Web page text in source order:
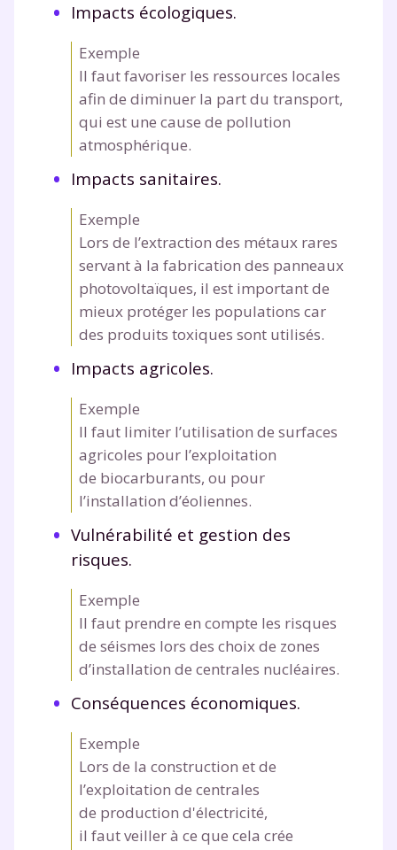
Impacts écologiques.
Exemple
Il faut favoriser les ressources locales
afin de diminuer la part du transport,
qui est une cause de pollution
atmosphérique.
Impacts sanitaires.
Exemple
Lors de l’extraction des métaux rares
servant à la fabrication des panneaux
photovoltaïques, il est important de
mieux protéger les populations car
des produits toxiques sont utilisés.
Impacts agricoles.
Exemple
Il faut limiter l’utilisation de surfaces
agricoles pour l’exploitation
de biocarburants, ou pour
l’installation d’éoliennes.
Vulnérabilité et gestion des
risques.
Exemple
Il faut prendre en compte les risques
de séismes lors des choix de zones
d’installation de centrales nucléaires.
Conséquences économiques.
Exemple
Lors de la construction et de
l’exploitation de centrales
de production d'électricité,
il faut veiller à ce que cela crée